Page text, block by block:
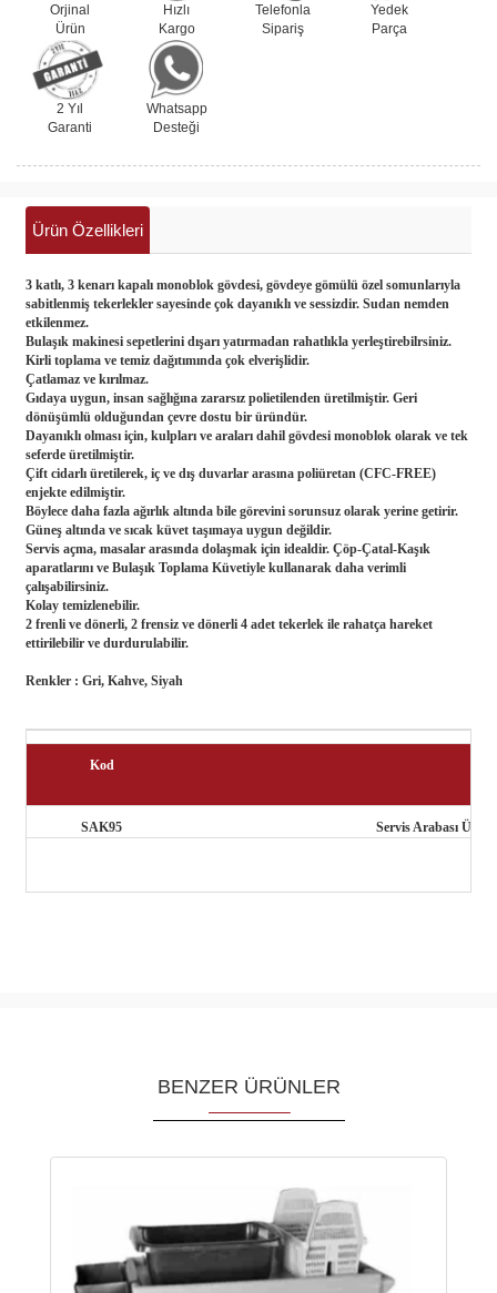
Orjinal
Ürün
Hızlı
Kargo
Telefonla
Sipariş
Yedek
Parça
2 Yıl
Garanti
Whatsapp
Desteği
Ürün Özellikleri
3 katlı, 3 kenarı kapalı monoblok gövdesi, gövdeye gömülü özel somunlarıyla
sabitlenmiş tekerlekler sayesinde çok dayanıklı ve sessizdir. Sudan nemden
etkilenmez.
Bulaşık makinesi sepetlerini dışarı yatırmadan rahatlıkla yerleştirebilrsiniz.
Kirli toplama ve temiz dağıtımında çok elverişlidir.
Çatlamaz ve kırılmaz.
Gıdaya uygun, insan sağlığına zararsız polietilenden üretilmiştir. Geri
dönüşümlü olduğundan çevre dostu bir üründür.
Dayanıklı olması için, kulpları ve araları dahil gövdesi monoblok olarak ve tek
seferde üretilmiştir.
Çift cidarlı üretilerek, iç ve dış duvarlar arasına poliüretan (CFC-FREE)
enjekte edilmiştir.
Böylece daha fazla ağırlık altında bile görevini sorunsuz olarak yerine getirir.
Güneş altında ve sıcak küvet taşımaya uygun değildir.
Servis açma, masalar arasında dolaşmak için idealdir. Çöp-Çatal-Kaşık
aparatlarını ve Bulaşık Toplama Küvetiyle kullanarak daha verimli
çalışabilirsiniz.
Kolay temizlenebilir.
2 frenli ve dönerli, 2 frensiz ve dönerli 4 adet tekerlek ile rahatça hareket
ettirilebilir ve durdurulabilir.
Renkler : Gri, Kahve, Siyah
Kod
SAK95 Servis Arabası Üç
BENZER ÜRÜNLER